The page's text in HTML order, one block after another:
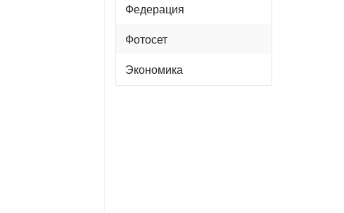
Федерация
Фотосет
Экономика